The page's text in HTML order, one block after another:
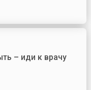
– иди к врачу